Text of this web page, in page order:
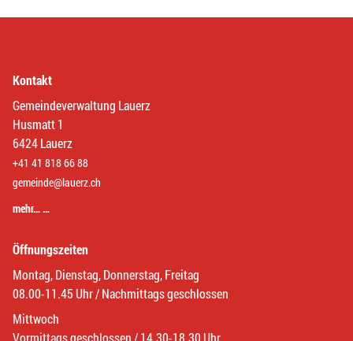
Kontakt
Gemeindeverwaltung Lauerz
Husmatt 1
6424 Lauerz
+41 41 818 66 88
gemeinde@lauerz.ch
mehr… …
Öffnungszeiten
Montag, Dienstag, Donnerstag, Freitag
08.00-11.45 Uhr / Nachmittags geschlossen
Mittwoch
Vormittags geschlossen / 14.30-18.30 Uhr